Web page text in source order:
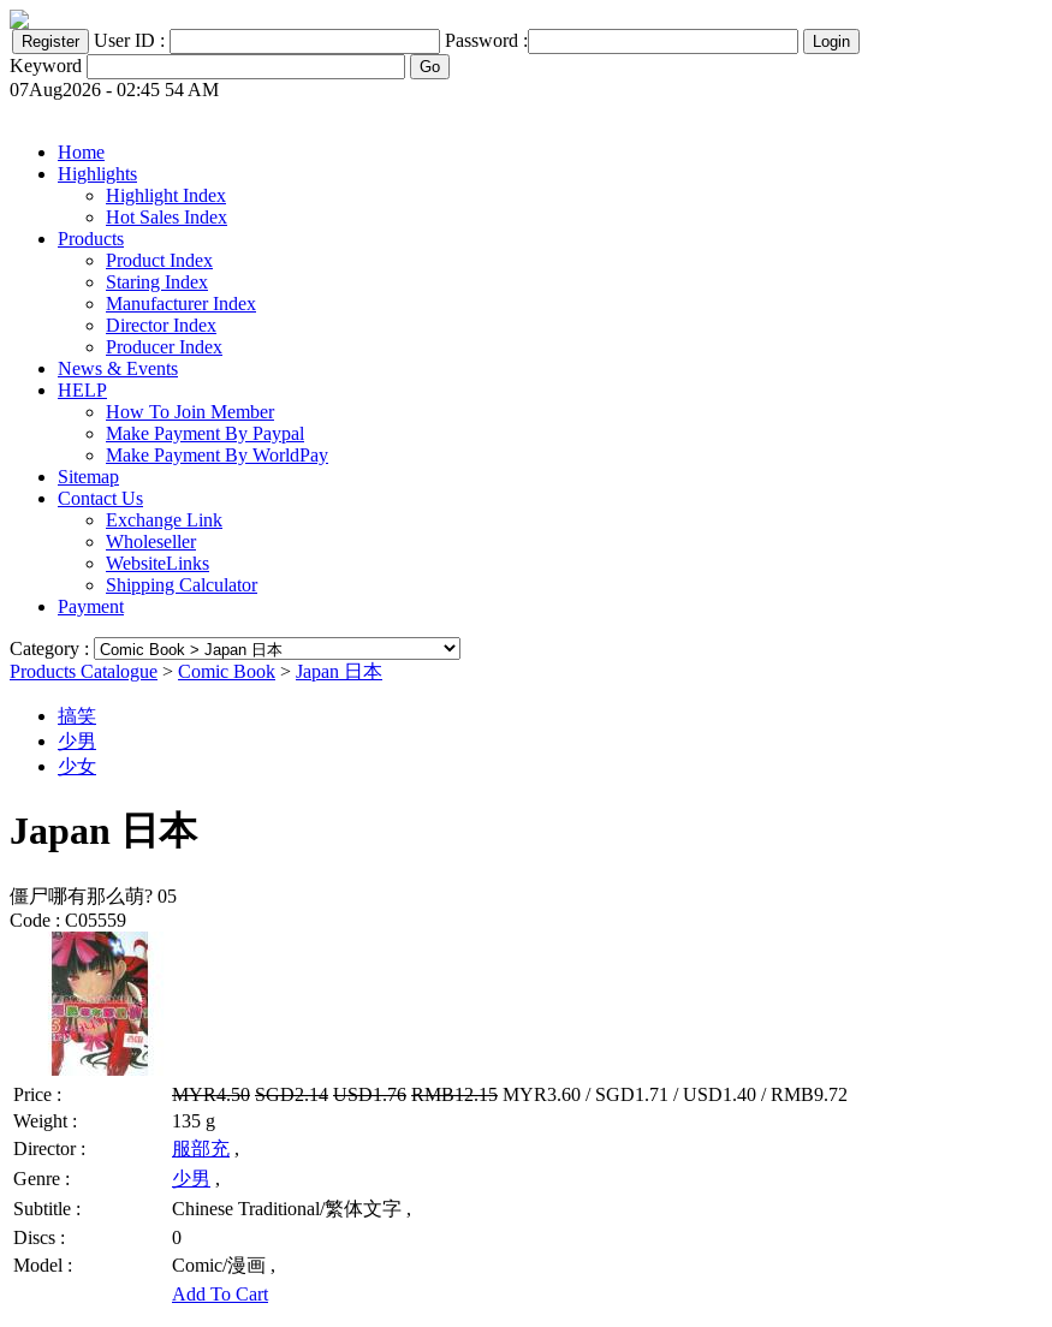
User ID :
Password :
Keyword
07Aug2026 - 02:45 54 AM
Home
Highlights
Highlight Index
Hot Sales Index
Products
Product Index
Staring Index
Manufacturer Index
Director Index
Producer Index
News & Events
HELP
How To Join Member
Make Payment By Paypal
Make Payment By WorldPay
Sitemap
Contact Us
Exchange Link
Wholeseller
WebsiteLinks
Shipping Calculator
Payment
Category :
Products Catalogue > Comic Book > Japan 日本
搞笑
少男
少女
Japan 日本
僵尸哪有那么萌? 05
Code : C05559
Price : MYR4.50 SGD2.14 USD1.76 RMB12.15 MYR3.60 / SGD1.71 / USD1.40 / RMB9.72
Weight :
135 g
Director :
服部充 ,
Genre :
少男 ,
Subtitle :
Chinese Traditional/繁体文字 ,
Discs :
0
Model :
Comic/漫画 ,
Add To Cart